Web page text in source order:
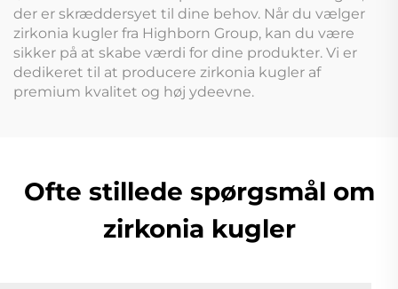
der er skræddersyet til dine behov. Når du vælger
zirkonia kugler fra Highborn Group, kan du være
sikker på at skabe værdi for dine produkter. Vi er
dedikeret til at producere zirkonia kugler af
premium kvalitet og høj ydeevne.
Ofte stillede spørgsmål om
zirkonia kugler